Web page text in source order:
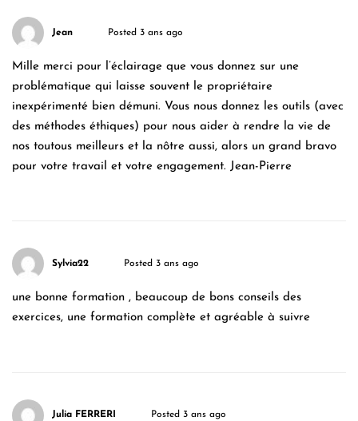
Jean Posted 3 ans ago
Mille merci pour l’éclairage que vous donnez sur une
problématique qui laisse souvent le propriétaire
inexpérimenté bien démuni. Vous nous donnez les outils (avec
des méthodes éthiques) pour nous aider à rendre la vie de
nos toutous meilleurs et la nôtre aussi, alors un grand bravo
pour votre travail et votre engagement. Jean-Pierre
Sylvia22 Posted 3 ans ago
une bonne formation , beaucoup de bons conseils des
exercices, une formation complète et agréable à suivre
Julia FERRERI Posted 3 ans ago